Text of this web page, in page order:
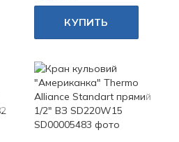
КУПИТЬ